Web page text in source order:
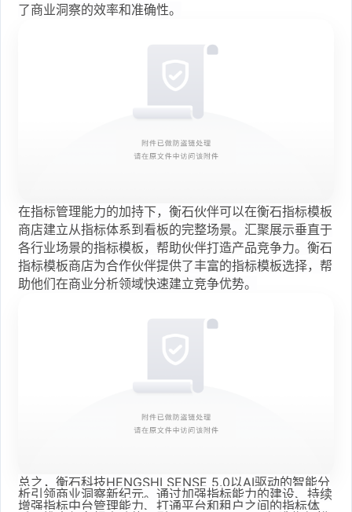
了商业洞察的效率和准确性。
在指标管理能力的加持下，衡石伙伴可以在衡石指标模板
商店建立从指标体系到看板的完整场景。汇聚展示垂直于
各行业场景的指标模板，帮助伙伴打造产品竞争力。衡石
指标模板商店为合作伙伴提供了丰富的指标模板选择，帮
助他们在商业分析领域快速建立竞争优势。
总之，衡石科技HENGSHI SENSE 5.0以AI驱动的智能分
析引领商业洞察新纪元。通过加强指标能力的建设、持续
增强指标中台管理能力、打通平台和租户之间的指标体